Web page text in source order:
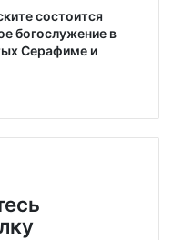
состоится
богослужение в
Серафиме и